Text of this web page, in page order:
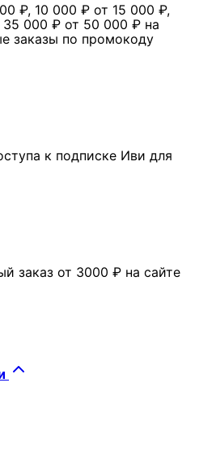
₽, 10 000 ₽ от 15 000 ₽,
000 ₽ от 50 000 ₽ на
заказы по промокоду
к подписке Иви для
заказ от 3000 ₽ на сайте